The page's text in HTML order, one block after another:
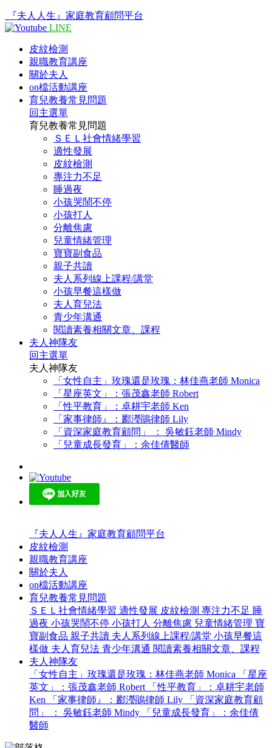
『夫人人生』家庭教育顧問平台
LINE
皮紋檢測
親職教育講座
關於夫人
on檔活動講座
育兒教養常見問題
回主選單
育兒教養常見問題
ＳＥＬ社會情緒學習
適性發展
皮紋檢測
專注力不足
睡過夜
小孩哭鬧不停
小孩打人
分離焦慮
兒童情緒管理
寶寶副食品
親子共讀
夫人系列線上課程/講堂
小孩早餐這樣做
夫人育兒法
青少年溝通
閱讀素養相關文章、課程
夫人神隊友
回主選單
夫人神隊友
「女性自主」玫瑰還是玫瑰：林佳燕老師 Monica
「星座英文」：張茂鑫老師 Robert
「性平教育」：卓耕宇老師 Ken
「家事律師』：酈瀅鵑律師 Lily
「資深家庭教育顧問」 ： 吳敏鈺老師 Mindy
「兒童成長發育」：余佳倩醫師
『夫人人生』家庭教育顧問平台
皮紋檢測
親職教育講座
關於夫人
on檔活動講座
育兒教養常見問題
ＳＥＬ社會情緒學習 適性發展 皮紋檢測 專注力不足 睡
過夜 小孩哭鬧不停 小孩打人 分離焦慮 兒童情緒管理 寶
寶副食品 親子共讀 夫人系列線上課程/講堂 小孩早餐這
樣做 夫人育兒法 青少年溝通 閱讀素養相關文章、課程
夫人神隊友
「女性自主」玫瑰還是玫瑰：林佳燕老師 Monica
「星座
英文」：張茂鑫老師 Robert
「性平教育」：卓耕宇老師
Ken
「家事律師』：酈瀅鵑律師 Lily
「資深家庭教育顧
問」 ： 吳敏鈺老師 Mindy
「兒童成長發育」：余佳倩
醫師